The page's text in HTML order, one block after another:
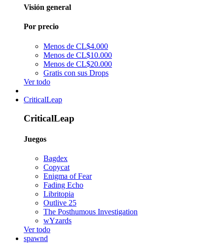
Visión general
Por precio
Menos de CL$4.000
Menos de CL$10.000
Menos de CL$20.000
Gratis con sus Drops
Ver todo
CriticalLeap
CriticalLeap
Juegos
Bagdex
Copycat
Enigma of Fear
Fading Echo
Libritopia
Outlive 25
The Posthumous Investigation
wYzards
Ver todo
spawnd